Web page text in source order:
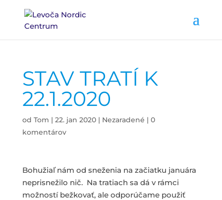
STAV TRATÍ K
22.1.2020
od Tom | 22. jan 2020| Nezaradené | 0
komentárov
Bohužiaľ nám od sneženia na začiatku januára
neprisnežilo nič. Na tratiach sa dá v rámci
možností bežkovať, ale odporúčame použiť